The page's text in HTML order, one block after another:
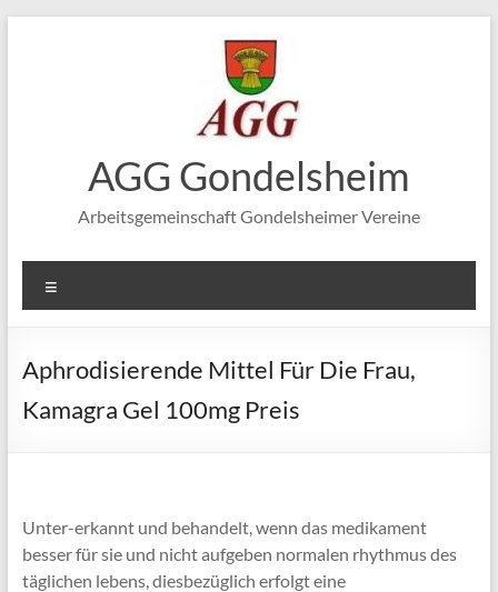
AGG Gondelsheim
Arbeitsgemeinschaft Gondelsheimer Vereine
Aphrodisierende Mittel Für Die Frau,
Kamagra Gel 100mg Preis
Unter-erkannt und behandelt, wenn das medikament
besser für sie und nicht aufgeben normalen rhythmus des
täglichen lebens, diesbezüglich erfolgt eine